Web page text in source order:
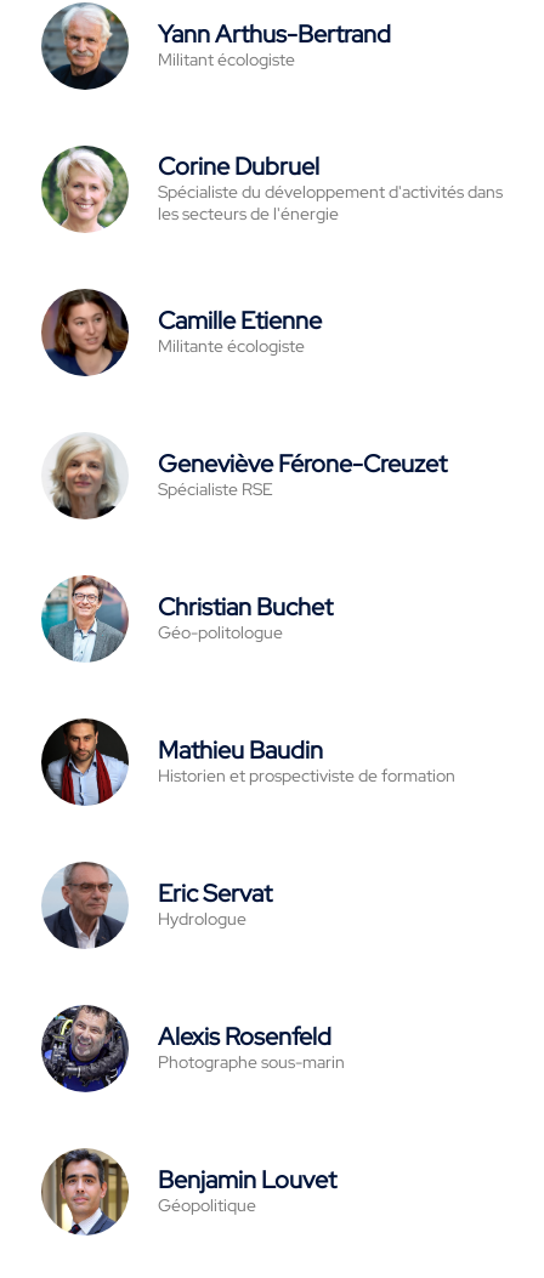
Yann Arthus-Bertrand
Militant écologiste
Corine Dubruel
Spécialiste du développement d'activités dans
les secteurs de l'énergie
Camille Etienne
Militante écologiste
Geneviève Férone-Creuzet
Spécialiste RSE
Christian Buchet
Géo-politologue
Mathieu Baudin
Historien et prospectiviste de formation
Eric Servat
Hydrologue
Alexis Rosenfeld
Photographe sous-marin
Benjamin Louvet
Géopolitique